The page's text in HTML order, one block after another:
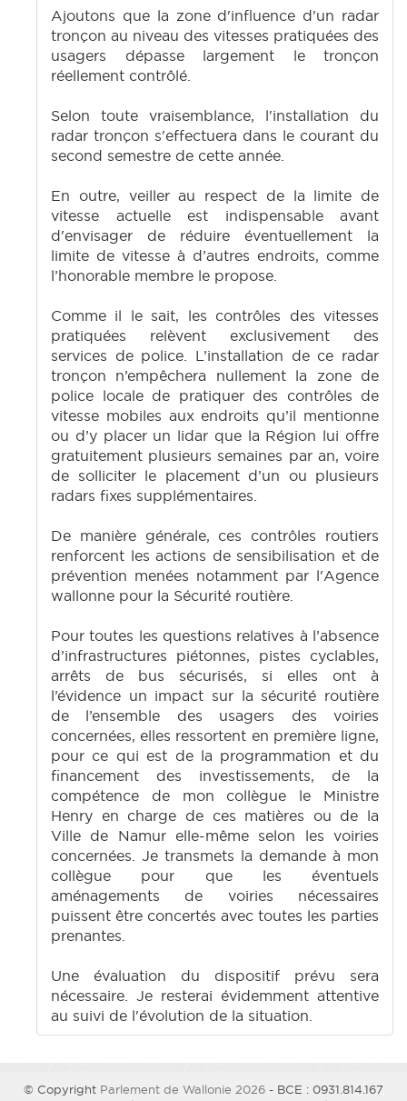
Ajoutons que la zone d'influence d'un radar
tronçon au niveau des vitesses pratiquées des
usagers dépasse largement le tronçon
réellement contrôlé.
Selon toute vraisemblance, l'installation du
radar tronçon s'effectuera dans le courant du
second semestre de cette année.
En outre, veiller au respect de la limite de
vitesse actuelle est indispensable avant
d'envisager de réduire éventuellement la
limite de vitesse à d’autres endroits, comme
l’honorable membre le propose.
Comme il le sait, les contrôles des vitesses
pratiquées relèvent exclusivement des
services de police. L’installation de ce radar
tronçon n’empêchera nullement la zone de
police locale de pratiquer des contrôles de
vitesse mobiles aux endroits qu’il mentionne
ou d’y placer un lidar que la Région lui offre
gratuitement plusieurs semaines par an, voire
de solliciter le placement d’un ou plusieurs
radars fixes supplémentaires.
De manière générale, ces contrôles routiers
renforcent les actions de sensibilisation et de
prévention menées notamment par l'Agence
wallonne pour la Sécurité routière.
Pour toutes les questions relatives à l’absence
d’infrastructures piétonnes, pistes cyclables,
arrêts de bus sécurisés, si elles ont à
l’évidence un impact sur la sécurité routière
de l’ensemble des usagers des voiries
concernées, elles ressortent en première ligne,
pour ce qui est de la programmation et du
financement des investissements, de la
compétence de mon collègue le Ministre
Henry en charge de ces matières ou de la
Ville de Namur elle-même selon les voiries
concernées. Je transmets la demande à mon
collègue pour que les éventuels
aménagements de voiries nécessaires
puissent être concertés avec toutes les parties
prenantes.
Une évaluation du dispositif prévu sera
nécessaire. Je resterai évidemment attentive
au suivi de l'évolution de la situation.
© Copyright Parlement de Wallonie 2026 - BCE : 0931.814.167